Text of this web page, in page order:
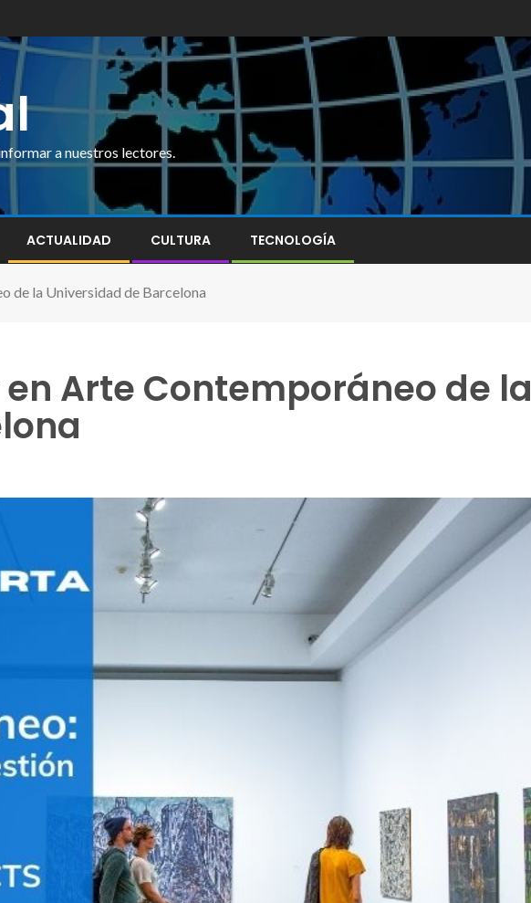
a nuestros lectores.
ACTUALIDAD CULTURA TECNOLOGÍA
de la Universidad de Barcelona
Arte Contemporáneo de la